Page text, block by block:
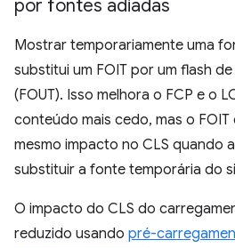
por fontes adiadas
Mostrar temporariamente uma
substitui um FOIT por um flash
(FOUT). Isso melhora o FCP e o
conteúdo mais cedo, mas o FOIT
mesmo impacto no CLS quando
substituir a fonte temporária do
O impacto do CLS do
reduzido usando pré-